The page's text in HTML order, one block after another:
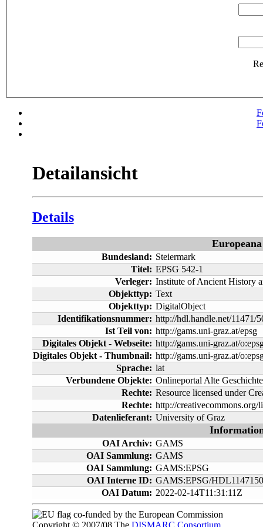
Detailansicht
Details
Europeana
Bundesland: Steiermark
Titel: EPSG 542-1
Verleger: Institute of Ancient History
Objekttyp: Text
Objekttyp: DigitalObject
Identifikationsnummer: http://hdl.handle.net/11471/
Ist Teil von: http://gams.uni-graz.at/epsg
Digitales Objekt - Webseite: http://gams.uni-graz.at/
Digitales Objekt - Thumbnail: http://gams.uni-graz.at/
Sprache: lat
Verbundene Objekte: Onlineportal Alte
Rechte: Resource licensed under
Rechte: http://creativecommons.org/
Datenlieferant: University of Graz
OAI Archiv: GAMS
OAI Sammlung: GAMS
OAI Sammlung: GAMS:EPSG
OAI Interne ID: GAMS:EPSG/
OAI Datum: 2022-02-14T11:31:11Z
co-funded by the European Commission
Copyright © 2007/08 The DISMARC Consortium